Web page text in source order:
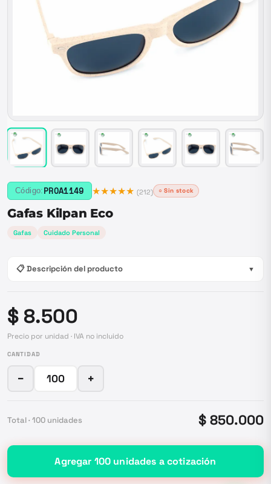
Código: PROA1149 ★★★★★ (212) ○ Sin stock
Gafas Kilpan Eco
Gafas Cuidado Personal
📋 Descripción del producto ▼
$ 8.500
Precio por unidad · IVA no incluido
CANTIDAD
− +
Total · 100 unidades $ 850.000
Agregar 100 unidades a cotización